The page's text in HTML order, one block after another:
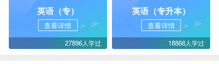
英语（专）
查看详情
27896人学过
英语（专升本）
查看详情
18866人学过